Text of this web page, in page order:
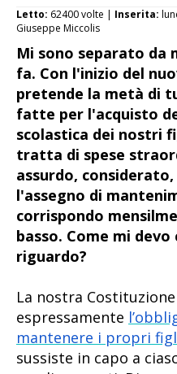
Letto: 62400 volte | Inserita:
Giuseppe Miccolis
Mi sono separato da
fa. Con l'inizio del
pretende la metà di
fatte per l'acquisto
scolastica dei nostri
tratta di spese
assurdo,
l'assegno di
corrispondo
basso. Come mi
riguardo?
La nostra
espressamente
mantenere i propri
sussiste in capo a